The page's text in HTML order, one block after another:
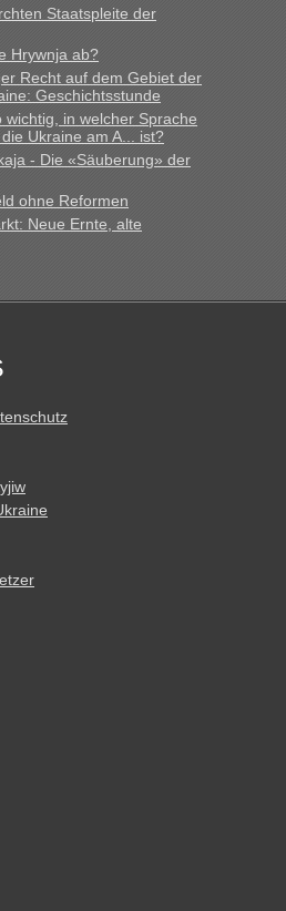
• Re: An welchem
und der Ukraine geht es am
voll an den Grenzen Ukraine/
ca. 10 h Wartezeit. Wollen
sehr früh.“
Staatspleite der
Hrywnja ab?
Recht auf dem Gebiet der
Geschichtsstunde
wichtig, in welcher Sprache
Ukraine am A... ist?
- Die «Säuberung» der
ohne Reformen
Neue Ernte, alte